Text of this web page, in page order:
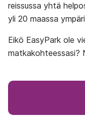
reissussa yhtä
yli 20 maassa
Eikö EasyPark ole
matkakohteessasi?